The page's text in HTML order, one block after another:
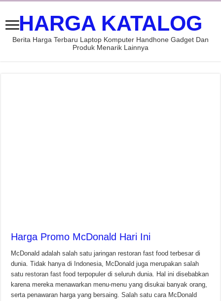
HARGA KATALOG
Berita Harga Terbaru Laptop Komputer Handhone Gadget Dan
Produk Menarik Lainnya
Harga Promo McDonald Hari Ini
McDonald adalah salah satu jaringan restoran fast food terbesar di
dunia. Tidak hanya di Indonesia, McDonald juga merupakan salah
satu restoran fast food terpopuler di seluruh dunia. Hal ini disebabkan
karena mereka menawarkan menu-menu yang disukai banyak orang,
serta penawaran harga yang bersaing. Salah satu cara McDonald